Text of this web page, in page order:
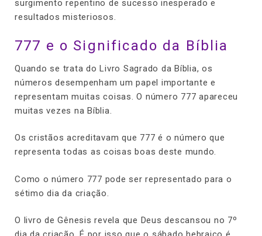
surgimento repentino de sucesso inesperado e
resultados misteriosos.
777 e o Significado da Bíblia
Quando se trata do Livro Sagrado da Bíblia, os
números desempenham um papel importante e
representam muitas coisas. O número 777 apareceu
muitas vezes na Bíblia.
Os cristãos acreditavam que 777 é o número que
representa todas as coisas boas deste mundo.
Como o número 777 pode ser representado para o
sétimo dia da criação.
O livro de Gênesis revela que Deus descansou no 7º